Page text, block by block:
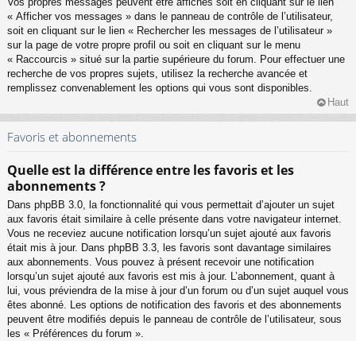
« Afficher vos messages » dans le panneau de contrôle de l’utilisateur,
soit en cliquant sur le lien « Rechercher les messages de l’utilisateur »
sur la page de votre propre profil ou soit en cliquant sur le menu
« Raccourcis » situé sur la partie supérieure du forum. Pour effectuer une
recherche de vos propres sujets, utilisez la recherche avancée et
remplissez convenablement les options qui vous sont disponibles.
Haut
Favoris et abonnements
Quelle est la différence entre les favoris et les
abonnements ?
Dans phpBB 3.0, la fonctionnalité qui vous permettait d’ajouter un sujet
aux favoris était similaire à celle présente dans votre navigateur internet.
Vous ne receviez aucune notification lorsqu’un sujet ajouté aux favoris
était mis à jour. Dans phpBB 3.3, les favoris sont davantage similaires
aux abonnements. Vous pouvez à présent recevoir une notification
lorsqu’un sujet ajouté aux favoris est mis à jour. L’abonnement, quant à
lui, vous préviendra de la mise à jour d’un forum ou d’un sujet auquel vous
êtes abonné. Les options de notification des favoris et des abonnements
peuvent être modifiés depuis le panneau de contrôle de l’utilisateur, sous
les « Préférences du forum ».